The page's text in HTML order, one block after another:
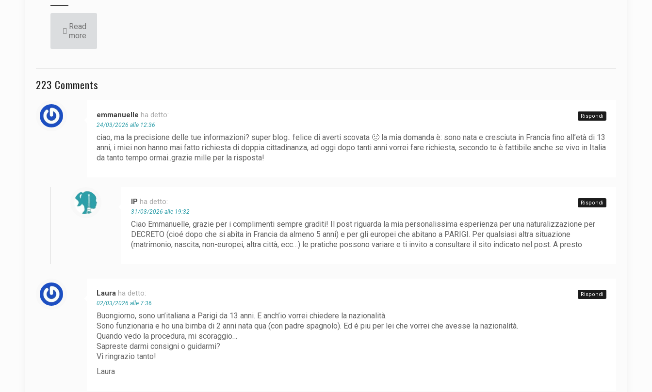
Read
more
223 Comments
emmanuelle ha detto:
24/03/2026 alle 12:36
ciao, ma la precisione delle tue informazioni? super blog.. felice di averti scovata 🙂 la mia domanda è: sono nata e cresciuta in Francia fino all’età di 13
anni, i miei non hanno mai fatto richiesta di doppia cittadinanza, ad oggi dopo tanti anni vorrei fare richiesta, secondo te è fattibile anche se vivo in Italia
da tanto tempo ormai..grazie mille per la risposta!
Rispondi
IP ha detto:
31/03/2026 alle 19:32
Ciao Emmanuelle, grazie per i complimenti sempre graditi! Il post riguarda la mia personalissima esperienza per una naturalizzazione per
DECRETO (cioé dopo che si abita in Francia da almeno 5 anni) e per gli europei che abitano a PARIGI. Per qualsiasi altra situazione
(matrimonio, nascita, non-europei, altra città, ecc…) le pratiche possono variare e ti invito a consultare il sito indicato nel post. A presto
Rispondi
Laura ha detto:
02/03/2026 alle 7:36
Buongiorno, sono un’italiana a Parigi da 13 anni. E anch’io vorrei chiedere la nazionalità.
Sono funzionaria e ho una bimba di 2 anni nata qua (con padre spagnolo). Ed é piu per lei che vorrei che avesse la nazionalità.
Quando vedo la procedura, mi scoraggio…
Sapreste darmi consigni o guidarmi?
Vi ringrazio tanto!
Laura
Rispondi